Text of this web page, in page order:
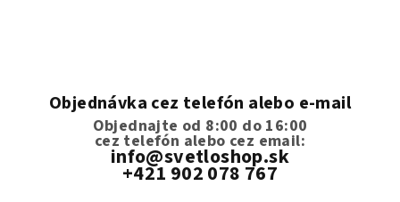
Objednávka cez telefón alebo e-mail
Objednajte od 8:00 do 16:00
cez telefón alebo cez email:
info@svetloshop.sk
+421 902 078 767